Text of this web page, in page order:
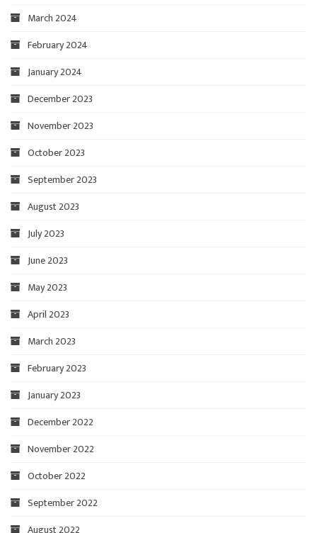
March 2024
February 2024
January 2024
December 2023
November 2023
October 2023
September 2023
August 2023
July 2023
June 2023
May 2023
April 2023
March 2023
February 2023
January 2023
December 2022
November 2022
October 2022
September 2022
August 2022